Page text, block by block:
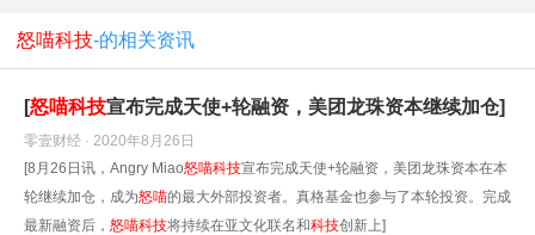
怒喵科技-的相关资讯
[怒喵科技宣布完成天使+轮融资，美团龙珠资本继续加仓]
零壹财经 · 2020年8月26日
[8月26日讯，Angry Miao怒喵科技宣布完成天使+轮融资，美团龙珠资本在本
轮继续加仓，成为怒喵的最大外部投资者。真格基金也参与了本轮投资。完成
最新融资后， 怒喵科技将持续在亚文化联名和科技创新上]